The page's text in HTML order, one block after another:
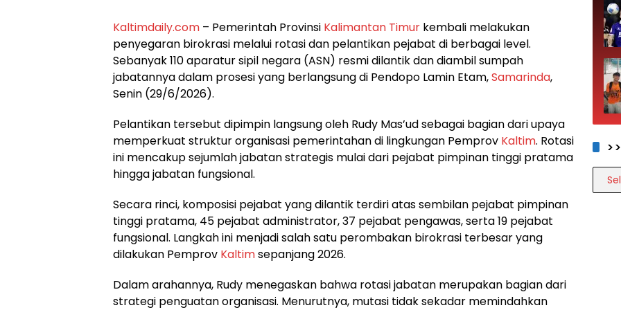
Kaltimdaily.com – Pemerintah Provinsi Kalimantan Timur kembali melakukan
penyegaran birokrasi melalui rotasi dan pelantikan pejabat di berbagai level.
Sebanyak 110 aparatur sipil negara (ASN) resmi dilantik dan diambil sumpah
jabatannya dalam prosesi yang berlangsung di Pendopo Lamin Etam,Samarinda,
Senin (29/6/2026).
Pelantikan tersebut dipimpin langsung oleh Rudy Mas’ud sebagai bagian dari upaya
memperkuat struktur organisasi pemerintahan di lingkungan Pemprov Kaltim. Rotasi
ini mencakup sejumlah jabatan strategis mulai dari pejabat pimpinan tinggi pratama
hingga jabatan fungsional.
Secara rinci, komposisi pejabat yang dilantik terdiri atas sembilan pejabat pimpinan
tinggi pratama, 45 pejabat administrator, 37 pejabat pengawas, serta 19 pejabat
fungsional. Langkah ini menjadi salah satu perombakan birokrasi terbesar yang
dilakukan Pemprov Kaltimsepanjang 2026.
Dalam arahannya, Rudy menegaskan bahwa rotasi jabatan merupakan bagian dari
strategi penguatan organisasi. Menurutnya, mutasi tidak sekadar memindahkan
>>>>